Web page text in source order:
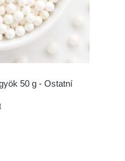
50 g - Ostatní